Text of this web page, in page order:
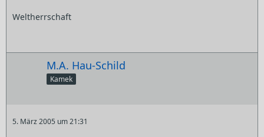
Weltherrschaft
M.A. Hau-Schild
Kamek
5. März 2005 um 21:31